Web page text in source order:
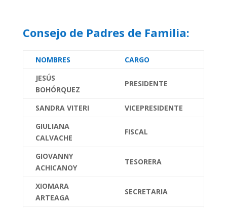
Consejo de Padres de Familia:
NOMBRES
CARGO
JESÚS
BOHÓRQUEZ
PRESIDENTE
SANDRA VITERI
VICEPRESIDENTE
GIULIANA
CALVACHE
FISCAL
GIOVANNY
ACHICANOY
TESORERA
XIOMARA
ARTEAGA
SECRETARIA